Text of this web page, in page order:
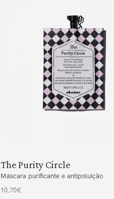
The Purity Circle
Máscara purificante e antipoluição
10.70€